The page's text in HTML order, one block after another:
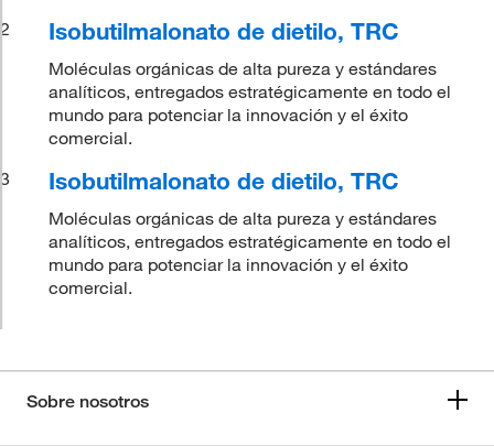
2
Isobutilmalonato de dietilo, TRC
Moléculas orgánicas de alta pureza y estándares
analíticos, entregados estratégicamente en todo el
mundo para potenciar la innovación y el éxito
comercial.
3
Isobutilmalonato de dietilo, TRC
Moléculas orgánicas de alta pureza y estándares
analíticos, entregados estratégicamente en todo el
mundo para potenciar la innovación y el éxito
comercial.
Sobre nosotros